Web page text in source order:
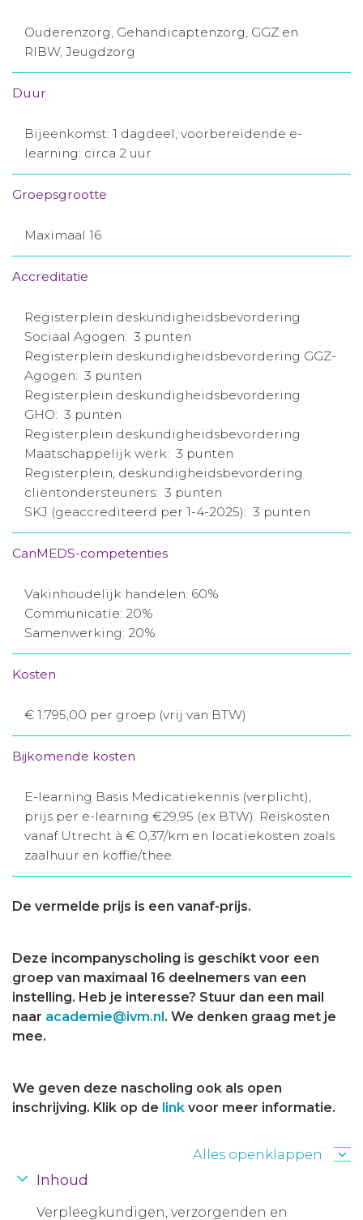
Ouderenzorg, Gehandicaptenzorg, GGZ en
RIBW, Jeugdzorg
Duur
Bijeenkomst: 1 dagdeel, voorbereidende e-
learning: circa 2 uur
Groepsgrootte
Maximaal 16
Accreditatie
Registerplein deskundigheidsbevordering
Sociaal Agogen: 3 punten
Registerplein deskundigheidsbevordering GGZ-
Agogen: 3 punten
Registerplein deskundigheidsbevordering
GHO: 3 punten
Registerplein deskundigheidsbevordering
Maatschappelijk werk: 3 punten
Registerplein, deskundigheidsbevordering
cliëntondersteuners: 3 punten
SKJ (geaccrediteerd per 1-4-2025): 3 punten
CanMEDS-competenties
Vakinhoudelijk handelen: 60%
Communicatie: 20%
Samenwerking: 20%
Kosten
€ 1.795,00 per groep (vrij van BTW)
Bijkomende kosten
E-learning Basis Medicatiekennis (verplicht),
prijs per e-learning €29,95 (ex BTW). Reiskosten
vanaf Utrecht à € 0,37/km en locatiekosten zoals
zaalhuur en koffie/thee.
De vermelde prijs is een vanaf-prijs.
Deze incompanyscholing is geschikt voor een
groep van maximaal 16 deelnemers van een
instelling. Heb je interesse? Stuur dan een mail
naar academie@ivm.nl. We denken graag met je
mee.
We geven deze nascholing ook als open
inschrijving. Klik op de link voor meer informatie.
Alles openklappen
Inhoud
Verpleegkundigen, verzorgenden en